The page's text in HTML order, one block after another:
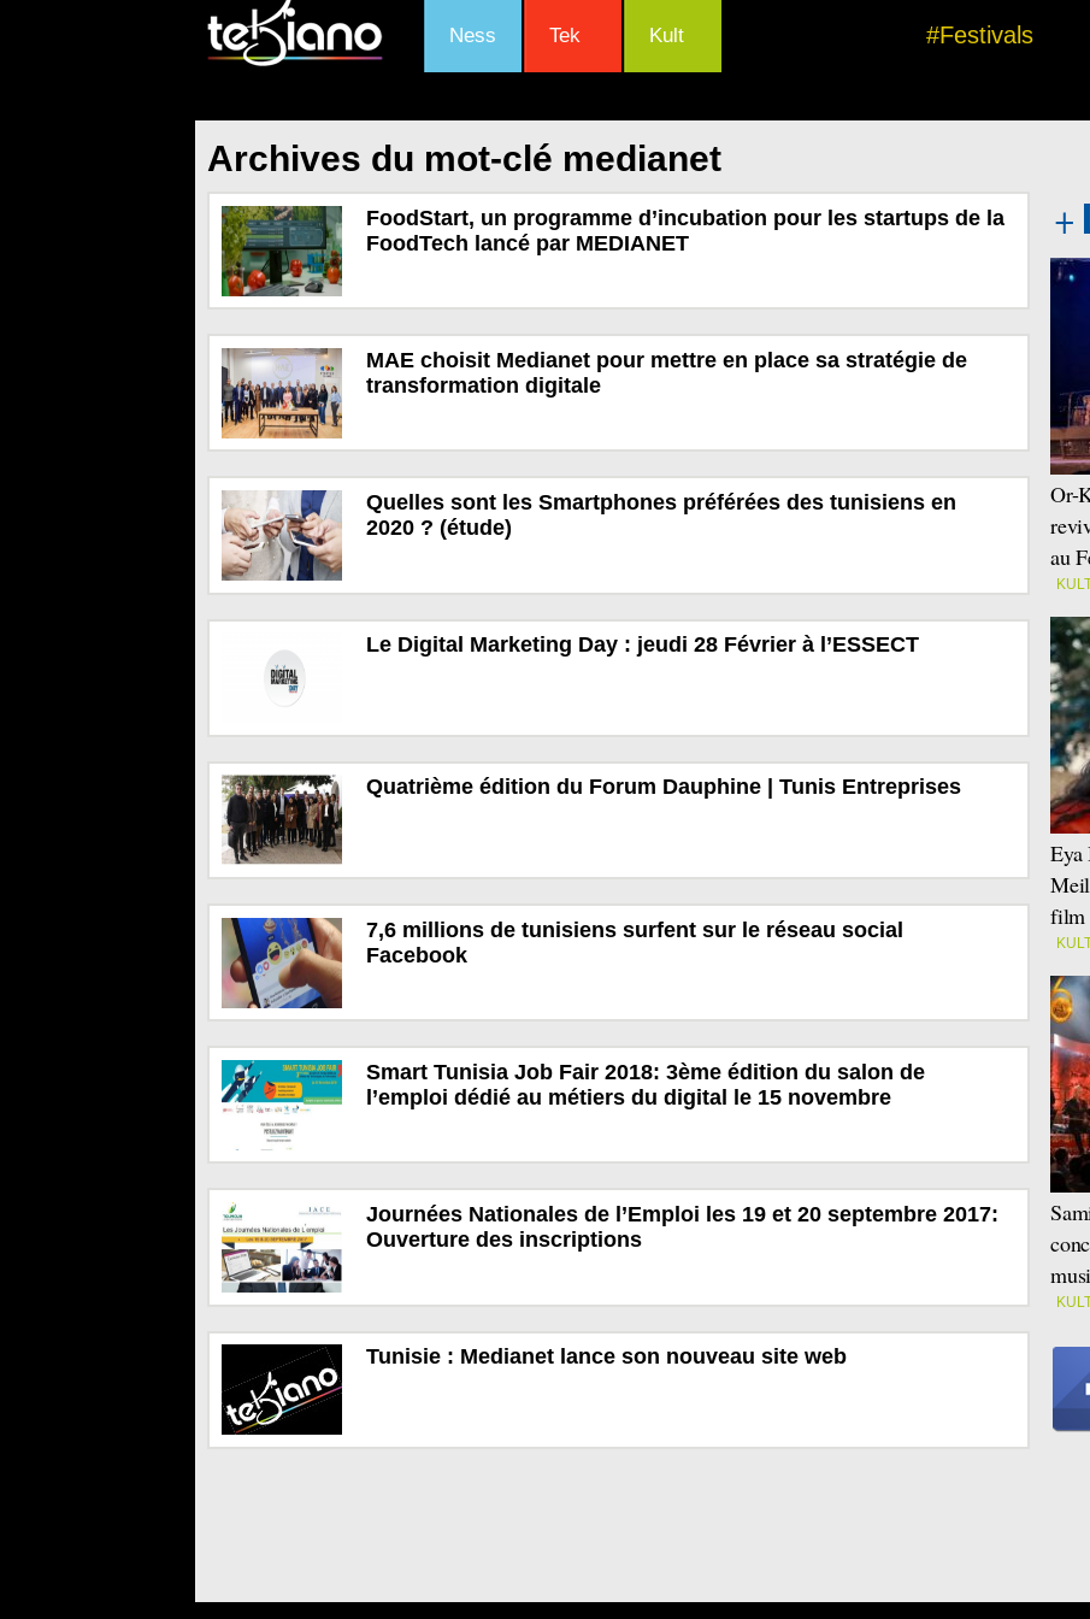
Ness Tek Kult #Festivals
Archives du mot-clé medianet
FoodStart, un programme d’incubation pour les startups de la
FoodTech lancé par MEDIANET
MAE choisit Medianet pour mettre en place sa stratégie de
transformation digitale
Quelles sont les Smartphones préférées des tunisiens en
2020 ? (étude)
Le Digital Marketing Day : jeudi 28 Février à l’ESSECT
Quatrième édition du Forum Dauphine | Tunis Entreprises
7,6 millions de tunisiens surfent sur le réseau social
Facebook
Smart Tunisia Job Fair 2018: 3ème édition du salon de
l’emploi dédié au métiers du digital le 15 novembre
Journées Nationales de l’Emploi les 19 et 20 septembre 2017:
Ouverture des inscriptions
Tunisie : Medianet lance son nouveau site web
Or-
au
Eya
film